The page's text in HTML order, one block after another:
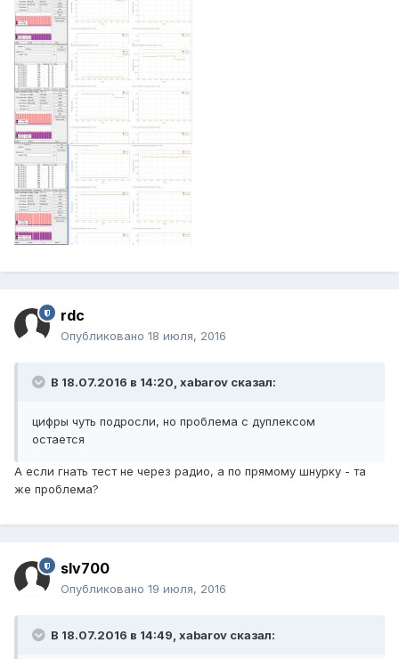
rdc
Опубликовано 18 июля, 2016
В 18.07.2016 в 14:20, xabarov сказал:
цифры чуть подросли, но проблема с дуплексом
остается
А если гнать тест не через радио, а по прямому шнурку - та
же проблема?
slv700
Опубликовано 19 июля, 2016
В 18.07.2016 в 14:49, xabarov сказал: